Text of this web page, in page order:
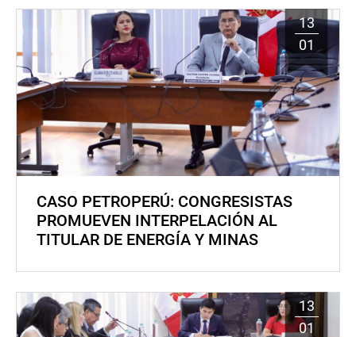
13
01
CASO PETROPERÚ: CONGRESISTAS
PROMUEVEN INTERPELACIÓN AL
TITULAR DE ENERGÍA Y MINAS
13
01